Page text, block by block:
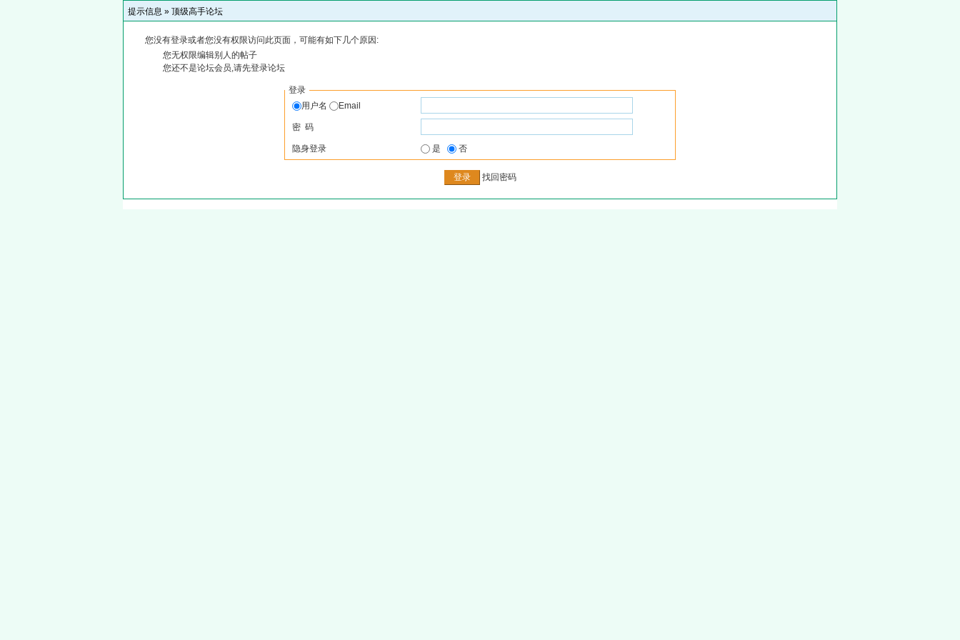
提示信息 » 顶级高手论坛
您没有登录或者您没有权限访问此页面，可能有如下几个原因:
您无权限编辑别人的帖子
您还不是论坛会员,请先登录论坛
登录
用户名
Email
密 码
隐身登录 是 否
找回密码